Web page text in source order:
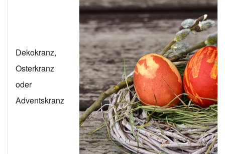
Dekokranz,
Osterkranz
oder
Adventskranz